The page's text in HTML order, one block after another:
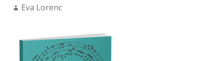
Eva Lorenc